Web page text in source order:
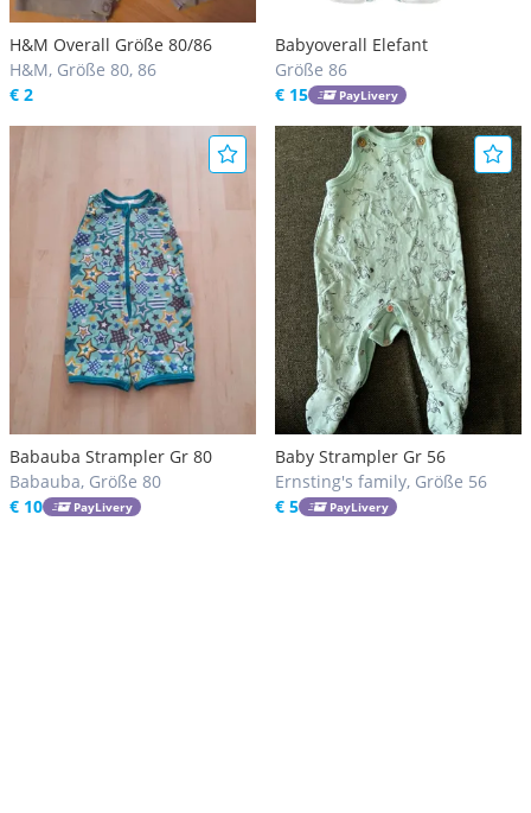
H&M Overall Größe 80/86
H&M, Größe 80, 86
€ 2
Babyoverall Elefant
Größe 86
€ 15
PayLivery
Babauba Strampler Gr 80
Babauba, Größe 80
€ 10
PayLivery
Baby Strampler Gr 56
Ernsting's family, Größe 56
€ 5
PayLivery